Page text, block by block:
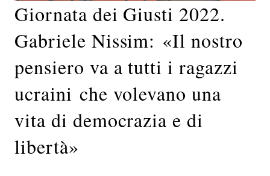
Giornata dei Giusti 2022.
Gabriele Nissim: «Il nostro
pensiero va a tutti i ragazzi
ucraini che volevano una
vita di democrazia e di
libertà»